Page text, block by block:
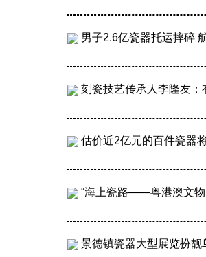
男子2.6亿瓷器托运摔碎
刻瓷技艺传承人李隆友
估价近2亿元的百件瓷器
“海上瓷路——粤港澳文物
景德镇瓷器大型展览扮靓